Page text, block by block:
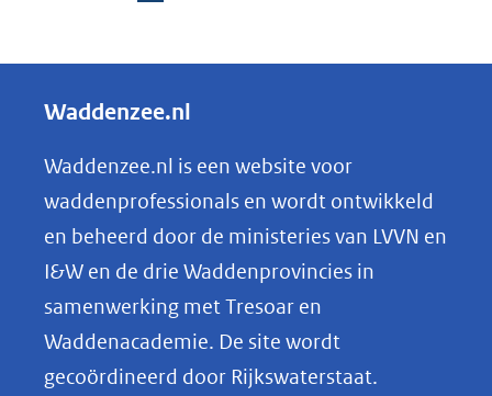
e
e
n
o
p
k
e
Waddenzee.nl
Waddenzee.nl is een website voor
waddenprofessionals en wordt ontwikkeld
en beheerd door de ministeries van LVVN en
I&W en de drie Waddenprovincies in
samenwerking met Tresoar en
Waddenacademie. De site wordt
gecoördineerd door Rijkswaterstaat.